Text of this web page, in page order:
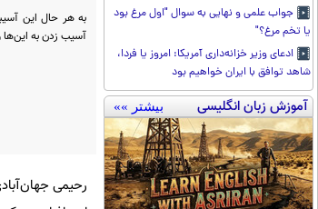
جواب علمی و نهایی به سوال "اول مرغ بود
یا تخم مرغ؟"
ادعای وزیر خزانه‌داری آمریکا: امروز یا فردا،
شاهد توافق با ایران خواهیم بود
آموزش زبان انگلیسی بیشتر »»
به هر حال این
آسیب زدن به این‌ها
رحیمی